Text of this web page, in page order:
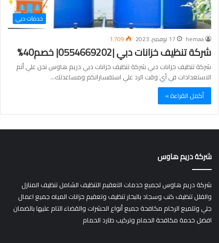
خدمات دبي
hemaa
17 نوفمبر، 2023 1٬709
شركة تنظيف خزانات دبي |0554669202| خصم40%
شركة تنظيف خزانات دبي شركة تنظيف خزانات دبي دريم هاوس نحن علي أتم
الاستعدادات في أي وقت الرد علي استفساراتكم ومساعدتك…
أكمل القراءة »
شركة دريم هاوس
شركة دريم هاوس لجميع خدمات التعقيم التنظيف الشامل تنظيف المنازل
والفلل تنظيف كنب وسجاد بالبخار تنظيف وتعقيم خزانات المياه جميع اعمال
جلي وتلميع الرخام مكافحة جميع أنواع الحشرات والقضاء التام عليها بالضمان
افضل خدمة مكافحة الحمام وتركيب طارد الحمام